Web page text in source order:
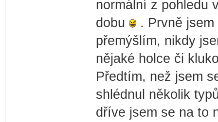
normální z pohledu
dobu
. Prvně jsem
přemýšlím, nikdy
nějaké holce či
Předtím, než jsem
shlédnul několik
dříve jsem se na to